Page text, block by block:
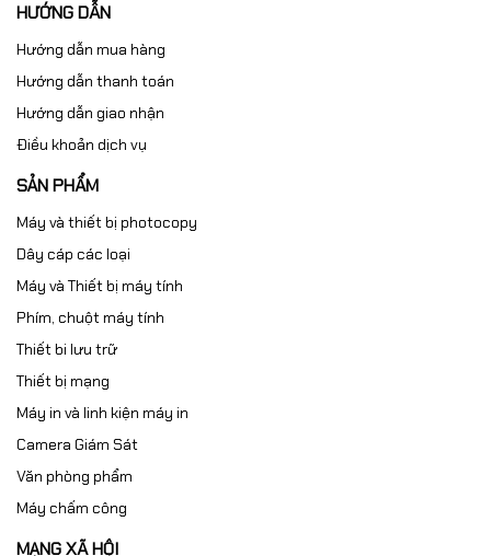
HƯỚNG DẪN
Hướng dẫn mua hàng
Hướng dẫn thanh toán
Hướng dẫn giao nhận
Điều khoản dịch vụ
SẢN PHẨM
Máy và thiết bị photocopy
Dây cáp các loại
Máy và Thiết bị máy tính
Phím, chuột máy tính
Thiết bi lưu trữ
Thiết bị mạng
Máy in và linh kiện máy in
Camera Giám Sát
Văn phòng phẩm
Máy chấm công
MẠNG XÃ HỘI